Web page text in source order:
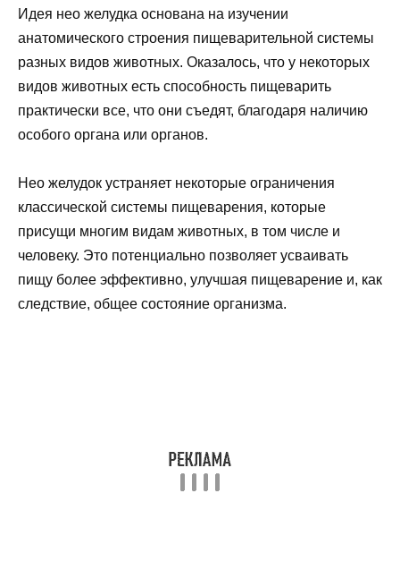
Идея нео желудка основана на изучении
анатомического строения пищеварительной системы
разных видов животных. Оказалось, что у некоторых
видов животных есть способность пищеварить
практически все, что они съедят, благодаря наличию
особого органа или органов.
Нео желудок устраняет некоторые ограничения
классической системы пищеварения, которые
присущи многим видам животных, в том числе и
человеку. Это потенциально позволяет усваивать
пищу более эффективно, улучшая пищеварение и, как
следствие, общее состояние организма.